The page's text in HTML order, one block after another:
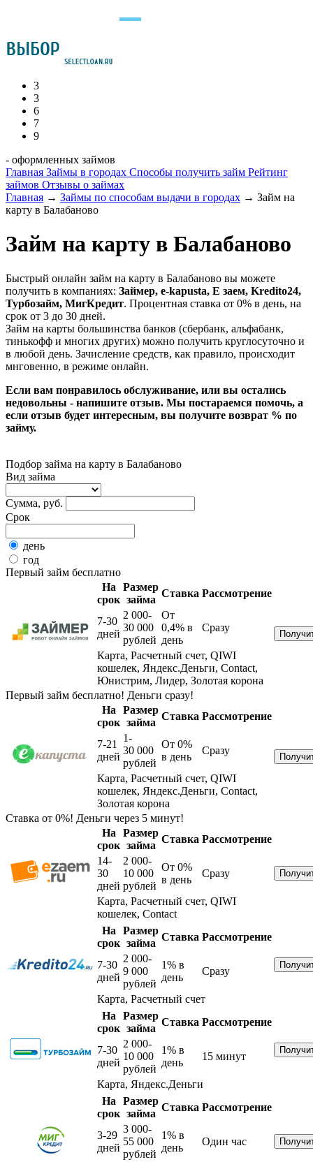
3
3
6
7
9
- оформленных займов
Главная Займы в городах Способы получить займ Рейтинг
займов Отзывы о займах
Главная → Займы по способам выдачи в городах → Займ на
карту в Балабаново
Займ на карту в Балабаново
Быстрый онлайн займ на карту в Балабаново вы можете
получить в компаниях: Займер, e-kapusta, Е заем, Kredito24,
Турбозайм, МигКредит. Процентная ставка от 0% в день, на
срок от 3 до 30 дней.
Займ на карты большинства банков (сбербанк, альфабанк,
тинькофф и многих других) можно получить круглосуточно и
в любой день. Зачисление средств, как правило, происходит
мнговенно, в режиме онлайн.
Если вам понравилось обслуживание, или вы остались
недовольны - напишите отзыв. Мы постараемся помочь, а
если отзыв будет интересным, вы получите возврат % по
займу.
Подбор займа на карту в Балабаново
Вид займа
Сумма, руб.
Срок
день
год
Первый займ бесплатно
На
срок
Размер
займа
Ставка Рассмотрение
7-30
дней
2 000-
30 000
рублей
От
0,4% в
день
Сразу
Карта, Расчетный счет, QIWI
кошелек, Яндекс.Деньги, Contact,
Юнистрим, Лидер, Золотая корона
Первый займ бесплатно! Деньги сразу!
На
срок
Размер
займа
Ставка Рассмотрение
7-21
дней
1-
30 000
рублей
От 0%
в день
Сразу
Карта, Расчетный счет, QIWI
кошелек, Яндекс.Деньги, Contact,
Золотая корона
Ставка от 0%! Деньги через 5 минут!
На
срок
Размер
займа
Ставка Рассмотрение
14-
30
дней
2 000-
10 000
рублей
От 0%
в день
Сразу
Карта, Расчетный счет, QIWI
кошелек, Contact
На
срок
Размер
займа
Ставка Рассмотрение
7-30
дней
2 000-
9 000
рублей
1% в
день
Сразу
Карта, Расчетный счет
На
срок
Размер
займа
Ставка Рассмотрение
7-30
дней
2 000-
10 000
рублей
1% в
день
15 минут
Карта, Яндекс.Деньги
На
срок
Размер
займа
Ставка Рассмотрение
3-29
дней
3 000-
55 000
рублей
1% в
день
Один час